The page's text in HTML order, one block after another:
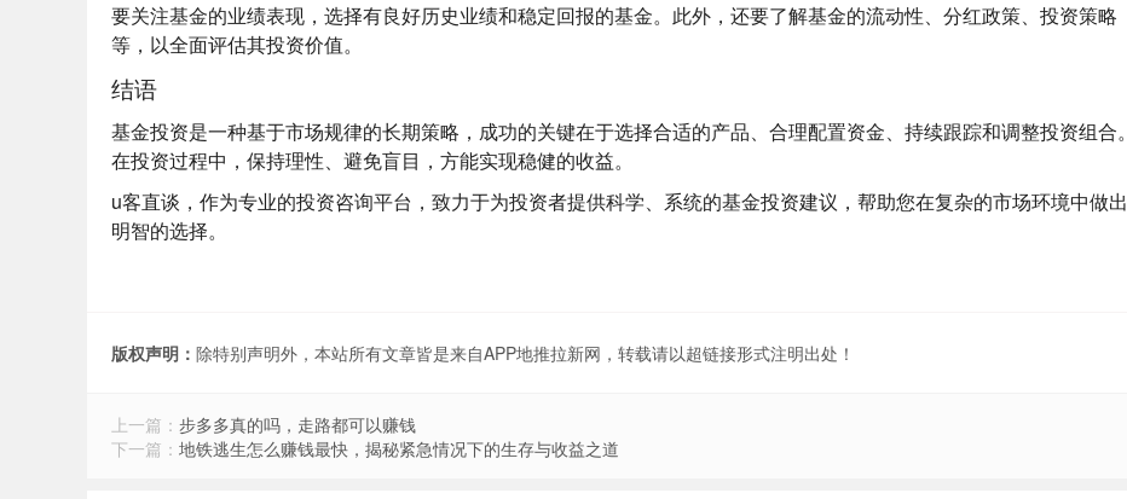
要关注基金的业绩表现，选择有良好历史业绩和稳定回报的基金。此外，还要了解基金的流动性、分红政策、投资策略
等，以全面评估其投资价值。
结语
基金投资是一种基于市场规律的长期策略，成功的关键在于选择合适的产品、合理配置资金、持续跟踪和调整投资组合。
在投资过程中，保持理性、避免盲目，方能实现稳健的收益。
u客直谈 ，作为专业的投资咨询平台，致力于为投资者提供科学、系统的基金投资建议，帮助您在复杂的市场环境中做出
明智的选择。
版权声明： 除特别声明外，本站所有文章皆是来自APP地推拉新网，转载请以超链接形式注明出处！
上一篇： 步多多真的吗，走路都可以赚钱
下一篇： 地铁逃生怎么赚钱最快，揭秘紧急情况下的生存与收益之道